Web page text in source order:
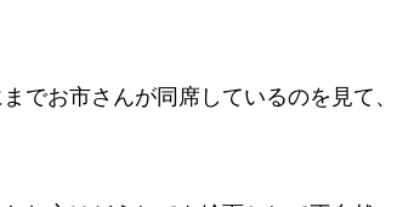
でお市さんが同席しているのを見て、